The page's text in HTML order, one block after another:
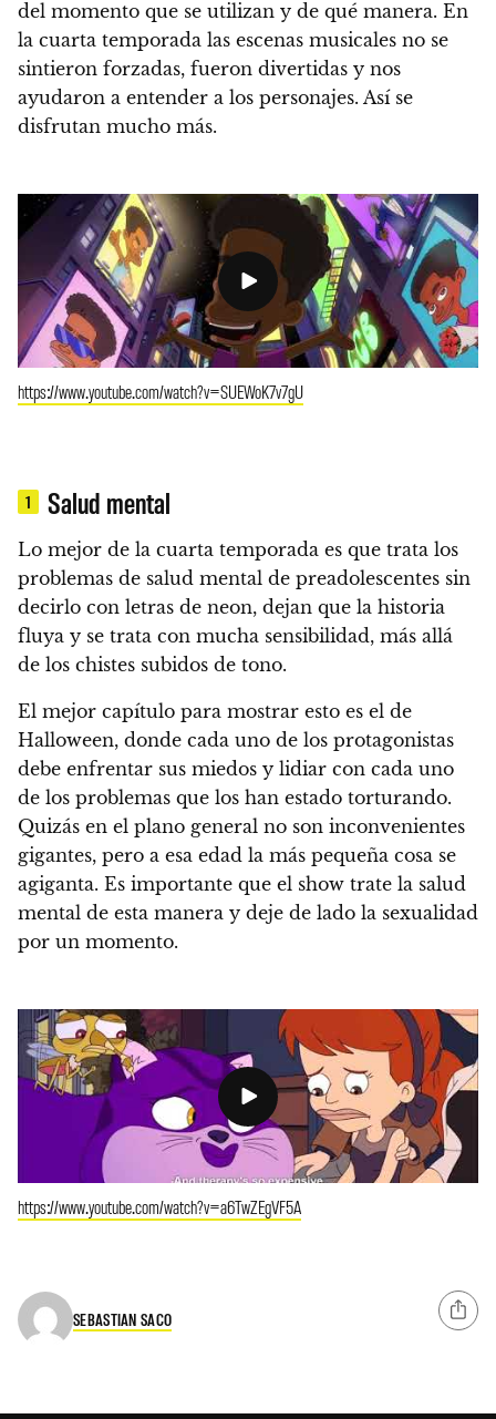
del momento que se utilizan y de qué manera. En
la cuarta temporada las escenas musicales no se
sintieron forzadas, fueron divertidas y nos
ayudaron a entender a los personajes. Así se
disfrutan mucho más.
https://www.youtube.com/watch?v=SUEWoK7v7gU
1 Salud mental
Lo mejor de la cuarta temporada es que trata los
problemas de salud mental de preadolescentes sin
decirlo con letras de neon, dejan que la historia
fluya y se trata con mucha sensibilidad, más allá
de los chistes subidos de tono.
El mejor capítulo para mostrar esto es el de
Halloween, donde cada uno de los protagonistas
debe enfrentar sus miedos y lidiar con cada uno
de los problemas que los han estado torturando.
Quizás en el plano general no son inconvenientes
gigantes, pero a esa edad la más pequeña cosa se
agiganta. Es importante que el show trate la salud
mental de esta manera y deje de lado la sexualidad
por un momento.
https://www.youtube.com/watch?v=a6TwZEgVF5A
SEBASTIAN SACO